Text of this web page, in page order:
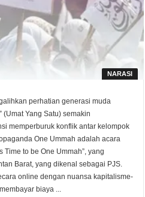
NARASI
perhatian generasi muda
(Umat Yang Satu) semakin
memperburuk konflik antar kelompok
One Ummah adalah acara
Time to be One Ummah”, yang
Barat, yang dikenal sebagai PJS.
online dengan nuansa kapitalisme-
biaya ...